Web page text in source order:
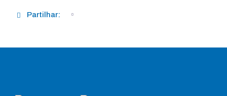
Partilhar: